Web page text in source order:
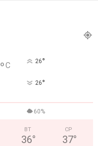
°C 26°
26°
60%
ВТ
36°
СР
37°